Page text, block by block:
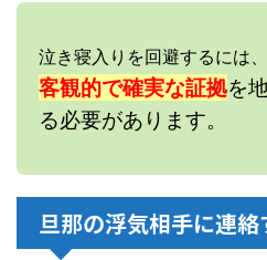
泣き寝入りを回避するには、
客観的で確実な証拠を
る必要があります。
旦那の浮気相手に連